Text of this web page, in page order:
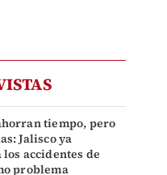
tiempo, pero
Jalisco ya
accidentes de
problema